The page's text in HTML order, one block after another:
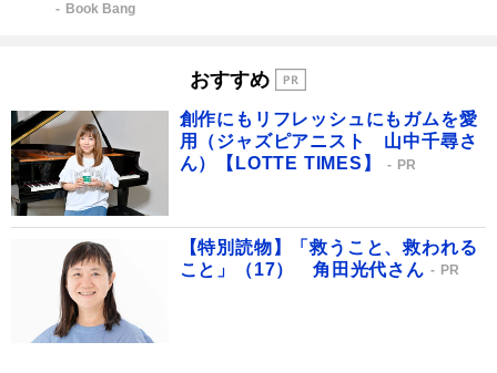
Book Bang
おすすめ
創作にもリフレッシュにもガムを愛
用（ジャズピアニスト 山中千尋さ
ん）【LOTTE TIMES】
PR
【特別読物】「救うこと、救われる
こと」（17） 角田光代さん
PR